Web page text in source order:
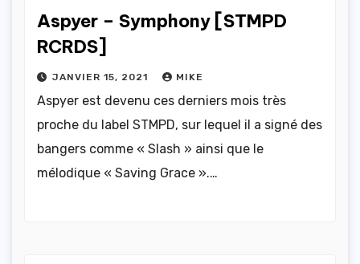
Aspyer – Symphony [STMPD
RCRDS]
JANVIER 15, 2021 MIKE
Aspyer est devenu ces derniers mois très
proche du label STMPD, sur lequel il a signé des
bangers comme « Slash » ainsi que le
mélodique « Saving Grace ».…